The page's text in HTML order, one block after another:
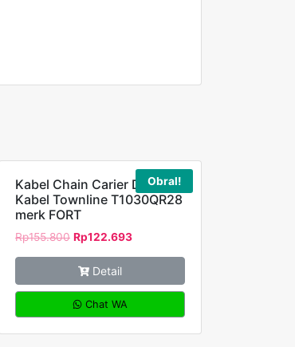
Obral!
Kabel Chain Carier Drag
Kabel Townline T1030QR28
merk FORT
Rp155.800 Rp122.693
Detail
Chat WA